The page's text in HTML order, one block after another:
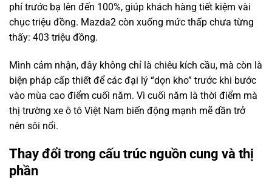
phí trước bạ lên đến 100%, giúp khách hàng tiết kiệm vài
chục triệu đồng. Mazda2 còn xuống mức thấp chưa từng
thấy: 403 triệu đồng.
Mình cảm nhận, đây không chỉ là chiêu kích cầu, mà còn là
biện pháp cấp thiết để các đại lý “dọn kho” trước khi bước
vào mùa cao điểm cuối năm. Vì cuối năm là thời điểm mà
thị trường xe ô tô Việt Nam biến động mạnh mẽ dần trở
nên sôi nổi.
Thay đổi trong cấu trúc nguồn cung và thị
phần